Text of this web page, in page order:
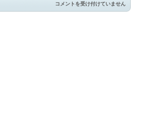
今
年
コメントを受け付けていません